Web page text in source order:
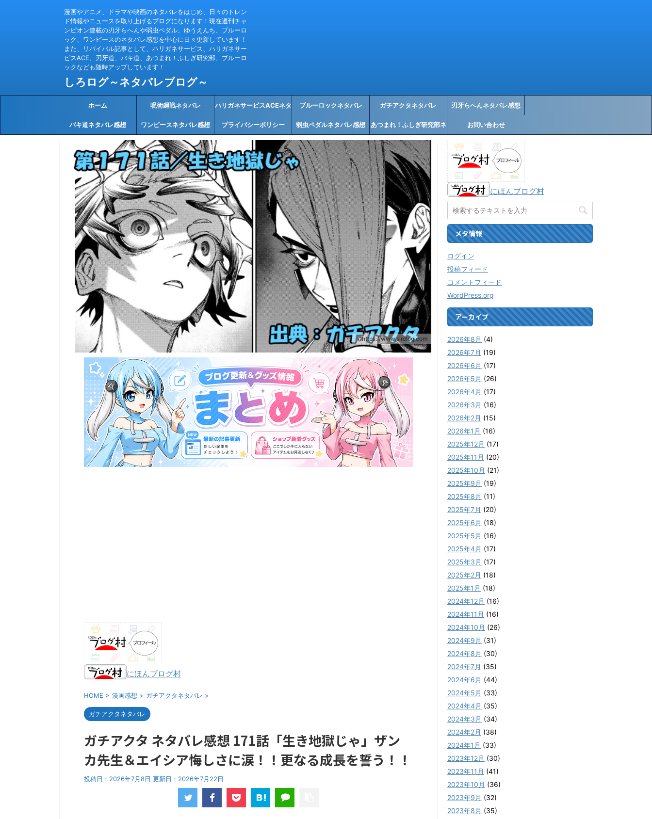
漫画やアニメ、ドラマや映画のネタバレをはじめ、日々のトレン
ド情報やニュースを取り上げるブログになります！現在週刊チャ
ンピオン連載の刃牙らへんや弱虫ペダル、ゆうえんち、ブルーロ
ック、ワンピースのネタバレ感想を中心に日々更新しています！
また、リバイバル記事として、ハリガネサービス、ハリガネサー
ビスACE、刃牙道、バキ道、あつまれ！ふしぎ研究部、ブルーロ
ックなども随時アップしています！
しろログ～ネタバレブログ～
ホーム 呪術廻戦ネタバレ ハリガネサービスACEネタ
バレ感想
ブルーロックネタバレ ガチアクタネタバレ 刃牙らへんネタバレ感想
バキ道ネタバレ感想 ワンピースネタバレ感想 プライバシーポリシー 弱虫ペダルネタバレ感想 あつまれ！ふしぎ研究部ネ
タバレ感想
お問い合わせ
https://www.sirolog.com
にほんブログ村
HOME > 漫画感想 > ガチアクタネタバレ >
ガチアクタネタバレ
ガチアクタ ネタバレ感想 171話「生き地獄じゃ」ザン
カ先生＆エイシア悔しさに涙！！更なる成長を誓う！！
投稿日：2026年7月8日 更新日： 2026年7月22日
にほんブログ村
メタ情報
ログイン
投稿フィード
コメントフィード
WordPress.org
アーカイブ
2026年8月 (4)
2026年7月 (19)
2026年6月 (17)
2026年5月 (26)
2026年4月 (17)
2026年3月 (16)
2026年2月 (15)
2026年1月 (16)
2025年12月 (17)
2025年11月 (20)
2025年10月 (21)
2025年9月 (19)
2025年8月 (11)
2025年7月 (20)
2025年6月 (18)
2025年5月 (16)
2025年4月 (17)
2025年3月 (17)
2025年2月 (18)
2025年1月 (18)
2024年12月 (16)
2024年11月 (16)
2024年10月 (26)
2024年9月 (31)
2024年8月 (30)
2024年7月 (35)
2024年6月 (44)
2024年5月 (33)
2024年4月 (35)
2024年3月 (34)
2024年2月 (38)
2024年1月 (33)
2023年12月 (30)
2023年11月 (41)
2023年10月 (36)
2023年9月 (32)
2023年8月 (35)